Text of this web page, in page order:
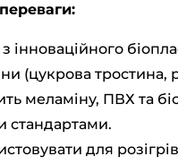
інноваційного
(цукрова тростина,
меламіну, ПВХ та
стандартами.
для